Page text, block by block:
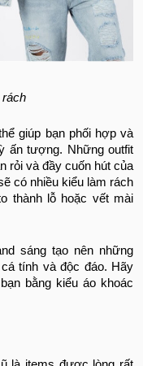
giúp bạn phối hợp và
ấn tượng. Những outfit
rỏi và đầy cuốn hút của
có nhiều kiểu làm rách
thành lỗ hoặc vết mài
sáng tạo nên những
tính và độc đáo. Hãy
bằng kiểu áo khoác